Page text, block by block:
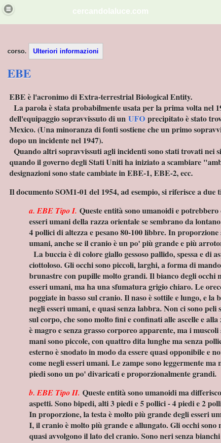
cercandolaluce.com
corso. Ulteriori informazioni
EBE
EBE è l'acronimo di Extra-terrestrial Biological Entity.
La parola è stata probabilmente usata per la prima volta nel
dell'equipaggio sopravvissuto di un UFO precipitato è stato
Mexico. (Una minoranza di fonti sostiene che un primo
dopo un incidente nel 1947).
Quando altri sopravvissuti agli incidenti sono stati trovati nei
quando il governo degli Stati Uniti ha iniziato a scambiare
designazioni sono state cambiate in EBE-1, EBE-2, ecc.
Il documento SOM1-01 del 1954, ad esempio, si riferisce a
a. EBE Tipo I. Queste entità sono umanoidi e potrebbero
esseri umani della razza orientale se sembrano da
4 pollici di altezza e pesano 80-100 libbre. In proporzione
umani, anche se il cranio è un po' più grande e più
La buccia è di colore giallo gessoso pallido, spessa e di
ciottoloso. Gli occhi sono piccoli, larghi, a forma di
brunastre con pupille molto grandi. Il bianco degli occhi
esseri umani, ma ha una sfumatura grigio chiaro. Le
poggiate in basso sul cranio. Il naso è sottile e lungo, e la
negli esseri umani, e quasi senza labbra. Non ci sono peli
sul corpo, che sono molto fini e confinati alle ascelle e
è magro e senza grasso corporeo apparente, ma i
mani sono piccole, con quattro dita lunghe ma senza
esterno è snodato in modo da essere quasi opponibile e
come negli esseri umani. Le zampe sono leggermente ma
piedi sono un po' divaricati e proporzionalmente grandi.
b. EBE Tipo II. Queste entità sono umanoidi ma
aspetti. Sono bipedi, alti 3 piedi e 5 pollici - 4 piedi e 2
In proporzione, la testa è molto più grande degli esseri
I, il cranio è molto più grande e allungato. Gli occhi
quasi avvolgono il lato del cranio. Sono neri senza
NELLO GNOSTICISMO
sumeri
DI ATENE